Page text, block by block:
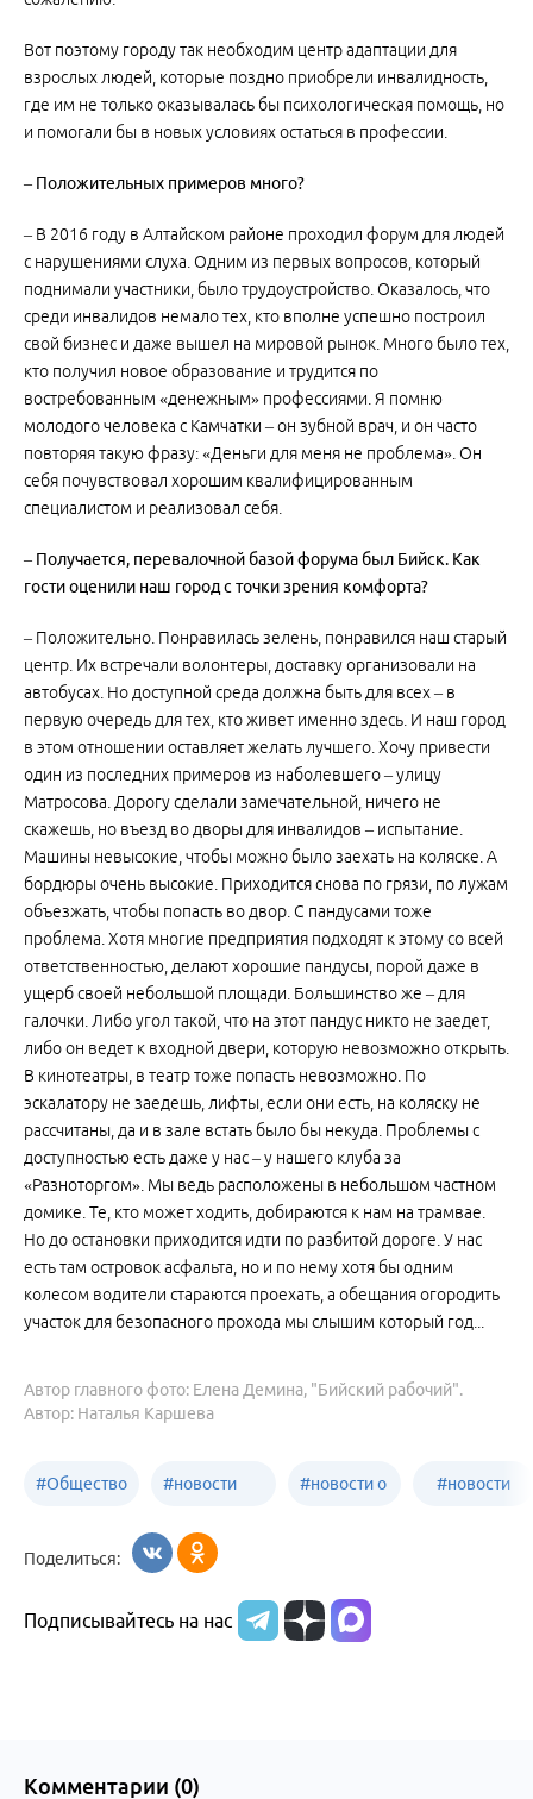
Вот поэтому городу так необходим центр адаптации для
взрослых людей, которые поздно приобрели инвалидность,
где им не только оказывалась бы психологическая помощь, но
и помогали бы в новых условиях остаться в профессии.
– Положительных примеров много?
– В 2016 году в Алтайском районе проходил форум для людей
с нарушениями слуха. Одним из первых вопросов, который
поднимали участники, было трудоустройство. Оказалось, что
среди инвалидов немало тех, кто вполне успешно построил
свой бизнес и даже вышел на мировой рынок. Много было тех,
кто получил новое образование и трудится по
востребованным «денежным» профессиями. Я помню
молодого человека с Камчатки – он зубной врач, и он часто
повторяя такую фразу: «Деньги для меня не проблема». Он
себя почувствовал хорошим квалифицированным
специалистом и реализовал себя.
– Получается, перевалочной базой форума был Бийск. Как
гости оценили наш город с точки зрения комфорта?
– Положительно. Понравилась зелень, понравился наш старый
центр. Их встречали волонтеры, доставку организовали на
автобусах. Но доступной среда должна быть для всех – в
первую очередь для тех, кто живет именно здесь. И наш город
в этом отношении оставляет желать лучшего. Хочу привести
один из последних примеров из наболевшего – улицу
Матросова. Дорогу сделали замечательной, ничего не
скажешь, но въезд во дворы для инвалидов – испытание.
Машины невысокие, чтобы можно было заехать на коляске. А
бордюры очень высокие. Приходится снова по грязи, по лужам
объезжать, чтобы попасть во двор. С пандусами тоже
проблема. Хотя многие предприятия подходят к этому со всей
ответственностью, делают хорошие пандусы, порой даже в
ущерб своей небольшой площади. Большинство же – для
галочки. Либо угол такой, что на этот пандус никто не заедет,
либо он ведет к входной двери, которую невозможно открыть.
В кинотеатры, в театр тоже попасть невозможно. По
эскалатору не заедешь, лифты, если они есть, на коляску не
рассчитаны, да и в зале встать было бы некуда. Проблемы с
доступностью есть даже у нас – у нашего клуба за
«Разноторгом». Мы ведь расположены в небольшом частном
домике. Те, кто может ходить, добираются к нам на трамвае.
Но до остановки приходится идти по разбитой дороге. У нас
есть там островок асфальта, но и по нему хотя бы одним
колесом водители стараются проехать, а обещания огородить
участок для безопасного прохода мы слышим который год...
Автор: Наталья Каршева
Автор главного фото: Елена Демина, "Бийский рабочий".
#Общество #новости
образования
#новости о
Алтайского
#новости
Поделиться:
Подписывайтесь на нас
Комментарии (0)